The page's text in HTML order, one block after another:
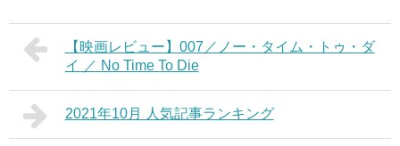
【映画レビュー】007／ノー・タイム・トゥ・ダ
イ ／ No Time To Die
2021年10月 人気記事ランキング